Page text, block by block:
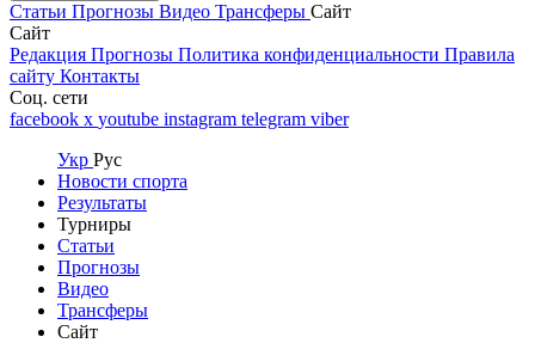
Статьи Прогнозы Видео Трансферы Сайт
Сайт
Редакция Прогнозы Политика конфиденциальности Правила
сайту Контакты
Соц. сети
facebook x youtube instagram telegram viber
Укр Рус
Новости спорта
Результаты
Турниры
Статьи
Прогнозы
Видео
Трансферы
Сайт